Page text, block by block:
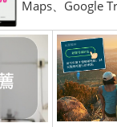
Maps、Google